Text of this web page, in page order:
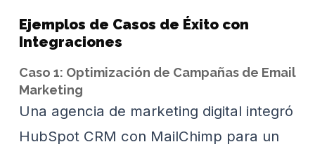
Ejemplos de Casos de Éxito con
Integraciones
Caso 1: Optimización de Campañas de Email
Marketing
Una agencia de marketing digital integró
HubSpot CRM con MailChimp para un